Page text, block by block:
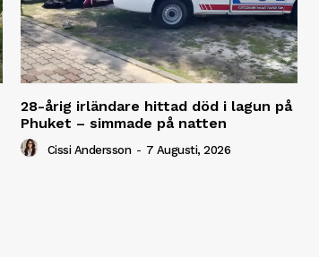
28-årig irländare hittad död i lagun på
Phuket – simmade på natten
Cissi Andersson - 7 Augusti, 2026